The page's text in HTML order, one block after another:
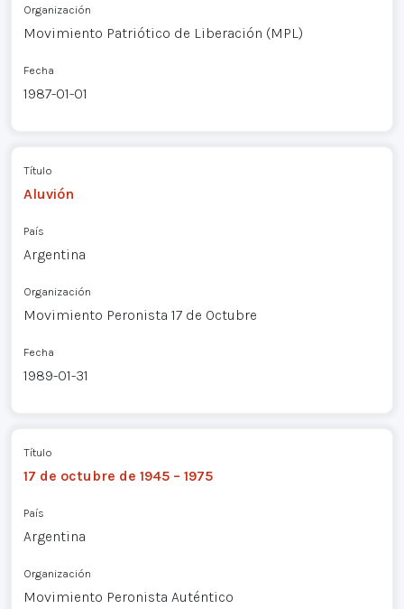
Organización
Movimiento Patriótico de Liberación (MPL)
Fecha
1987-01-01
Título
Aluvión
País
Argentina
Organización
Movimiento Peronista 17 de Octubre
Fecha
1989-01-31
Título
17 de octubre de 1945 – 1975
País
Argentina
Organización
Movimiento Peronista Auténtico